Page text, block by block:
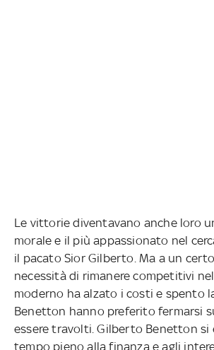
Le vittorie diventavano anche loro
morale e il più appassionato nel
il pacato Sior Gilberto. Ma a un
necessità di rimanere competitivi
moderno ha alzato i costi e spento
Benetton hanno preferito fermarsi
essere travolti. Gilberto Benetton si
tempo pieno alla finanza e agli